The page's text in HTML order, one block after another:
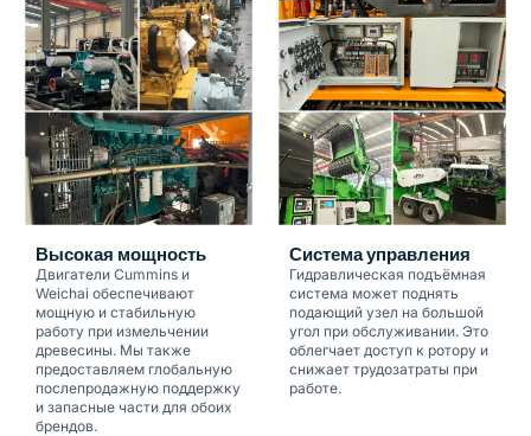
Высокая мощность
Двигатели Cummins и
Weichai обеспечивают
мощную и стабильную
работу при измельчении
древесины. Мы также
предоставляем глобальную
послепродажную поддержку
и запасные части для обоих
брендов.
Система управления
Гидравлическая подъёмная
система может поднять
подающий узел на большой
угол при обслуживании. Это
облегчает доступ к ротору и
снижает трудозатраты при
работе.